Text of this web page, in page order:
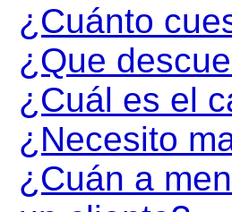
¿Cuánto
¿Que
¿Cuál es el
¿Necesito
¿Cuán a